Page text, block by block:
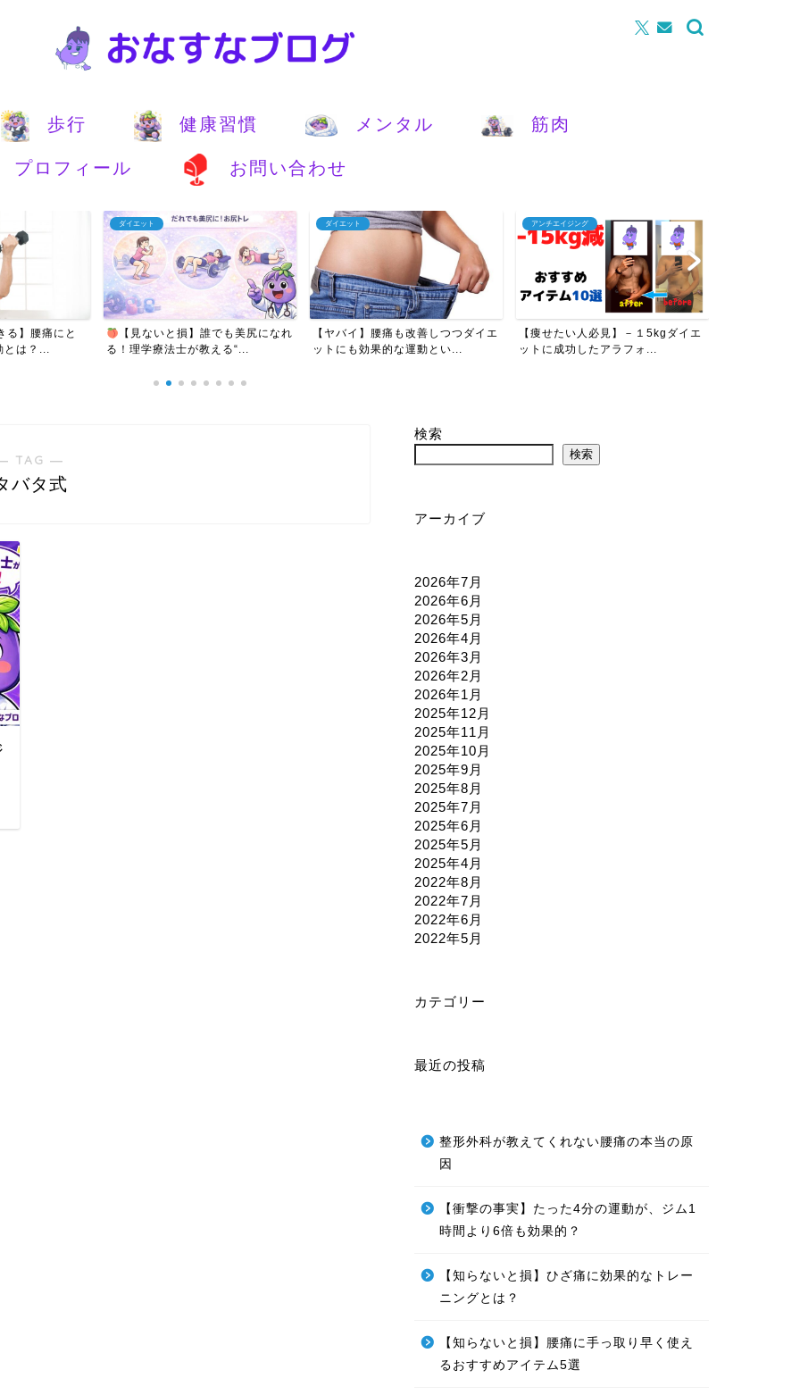
歩行 健康習慣 メンタル
筋肉
プロフィール お問い合わせ
る】腰痛にと
とは？...
ダイエット
【見ないと損】誰でも美尻になれ
る！理学療法士が教える“...
ダイエット
【ヤバイ】腰痛も改善しつつダイエ
ットにも効果的な運動とい...
アンチエイジング
【痩せたい人必見】－１5kgダイエ
ットに成功したアラフォ...
TAG ―
バタ式
検索
検索
アーカイブ
2026年7月
2026年6月
2026年5月
2026年4月
2026年3月
2026年2月
2026年1月
2025年12月
2025年11月
2025年10月
2025年9月
2025年8月
2025年7月
2025年6月
2025年5月
2025年4月
2022年8月
2022年7月
2022年6月
2022年5月
カテゴリー
最近の投稿
整形外科が教えてくれない腰痛の本当の原
因
【衝撃の事実】たった4分の運動が、ジム1
時間より6倍も効果的？
【知らないと損】ひざ痛に効果的なトレー
ニングとは？
【知らないと損】腰痛に手っ取り早く使え
るおすすめアイテム5選